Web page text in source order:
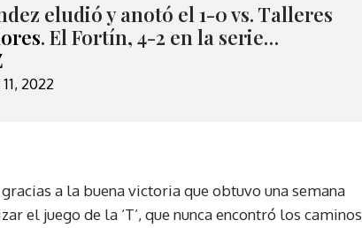
eludió y anotó el 1-0 vs. Talleres
. El Fortín, 4-2 en la serie…
2022
a la buena victoria que obtuvo una semana
el juego de la ‘T’, que nunca encontró los caminos